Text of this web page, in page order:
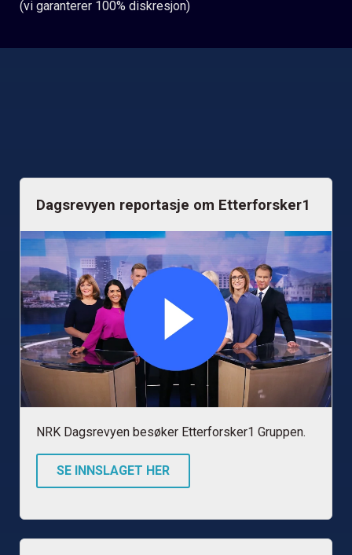
(vi garanterer 100% diskresjon)
Dagsrevyen reportasje om Etterforsker1
NRK Dagsrevyen besøker Etterforsker1 Gruppen.
SE INNSLAGET HER